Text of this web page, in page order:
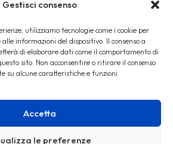
Gestisci consenso
utilizziamo tecnologie come i cookie per
informazioni del dispositivo. Il consenso a
di elaborare dati come il comportamento di
sito. Non acconsentire o ritirare il consenso
su alcune caratteristiche e funzioni.
Accetta
le preferenze
- copyright 2019 © - Iscrizione alla Camera
di Roma REA RM: 1553167